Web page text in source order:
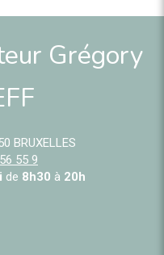
Grégory
BRUXELLES
55 9
de 8h30 à 20h